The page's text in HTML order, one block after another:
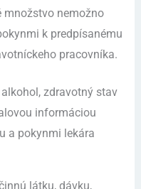
množstvo nemožno
k predpísanému
pracovníka.
zdravotný stav
informáciou
a pokynmi lekára
látku, dávku,